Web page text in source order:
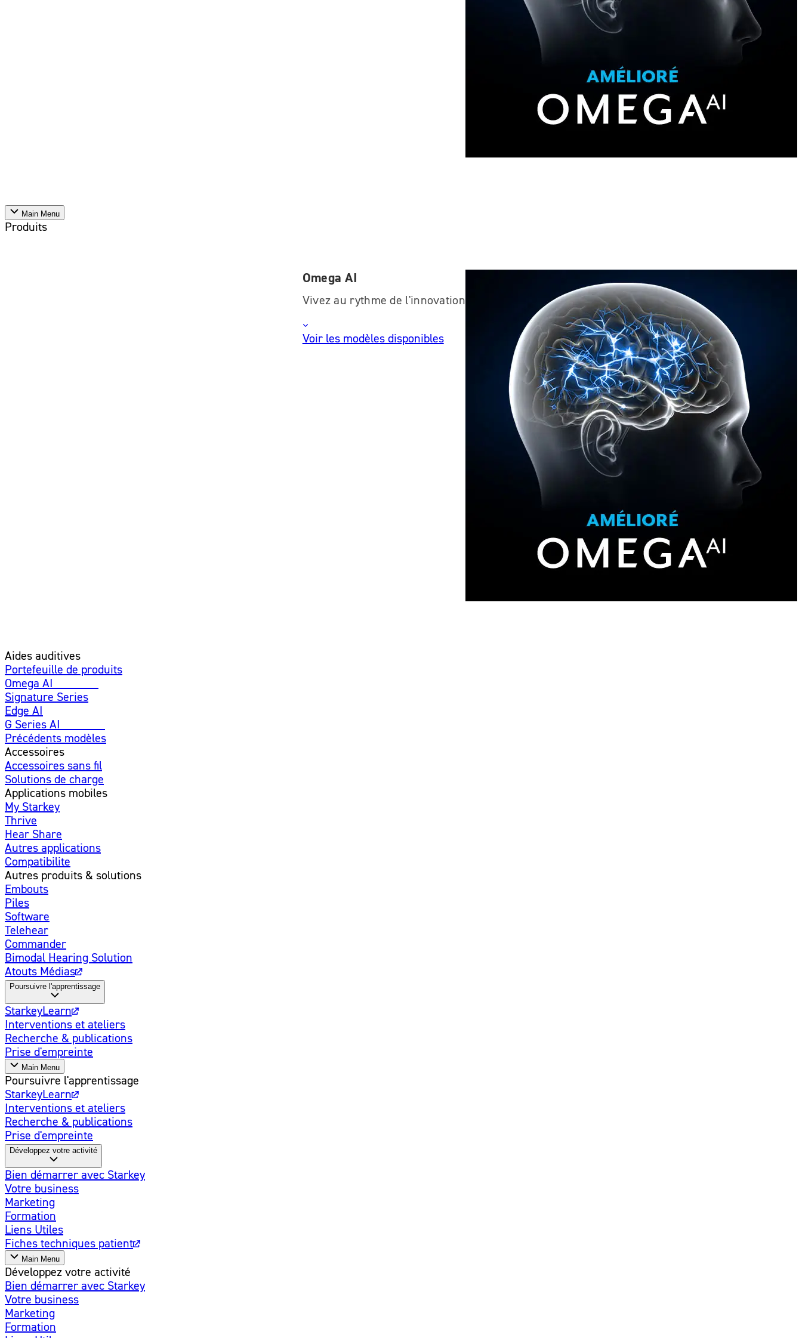
Main Menu
Produits
Omega AI
Vivez au rythme de l'innovation
Voir les modèles disponibles
Aides auditives
Portefeuille de produits
Omega AI
Signature Series
Edge AI
G Series AI
Précédents modèles
Accessoires
Accessoires sans fil
Solutions de charge
Applications mobiles
My Starkey
Thrive
Hear Share
Autres applications
Compatibilite
Autres produits & solutions
Embouts
Piles
Software
Telehear
Commander
Bimodal Hearing Solution
Atouts Médias
Poursuivre l'apprentissage
StarkeyLearn
Interventions et ateliers
Recherche & publications
Prise d'empreinte
Main Menu
Poursuivre l'apprentissage
StarkeyLearn
Interventions et ateliers
Recherche & publications
Prise d'empreinte
Développez votre activité
Bien démarrer avec Starkey
Votre business
Marketing
Formation
Liens Utiles
Fiches techniques patient
Main Menu
Développez votre activité
Bien démarrer avec Starkey
Votre business
Marketing
Formation